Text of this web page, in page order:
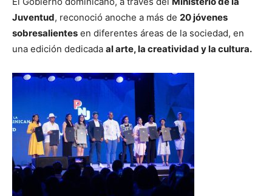
Juventud, reconoció anoche a más de 20 jóvenes
sobresalientes en diferentes áreas de la sociedad, en
una edición dedicada al arte, la creatividad y la cultura.